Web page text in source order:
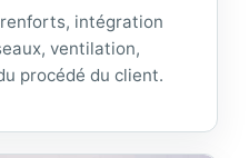
intégration
ventilation,
procédé du client.